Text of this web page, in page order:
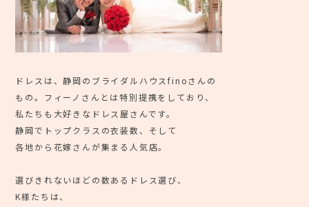
ドレスは、静岡のブライダルハウスfinoさんの
もの。フィーノさんとは特別提携をしており、
私たちも大好きなドレス屋さんです。
静岡でトップクラスの衣装数、そして
各地から花嫁さんが集まる人気店。
選びきれないほどの数あるドレス選び、
K様たちは、